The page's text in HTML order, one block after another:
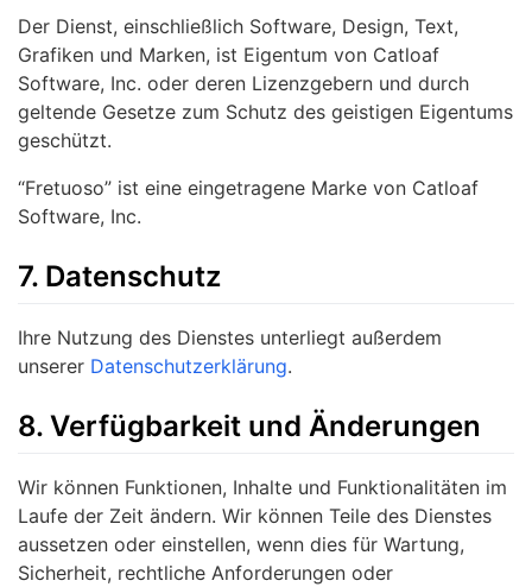
Der Dienst, einschließlich Software, Design, Text,
Grafiken und Marken, ist Eigentum von Catloaf
Software, Inc. oder deren Lizenzgebern und durch
geltende Gesetze zum Schutz des geistigen Eigentums
geschützt.
“Fretuoso” ist eine eingetragene Marke von Catloaf
Software, Inc.
7. Datenschutz
Ihre Nutzung des Dienstes unterliegt außerdem
unserer Datenschutzerklärung.
8. Verfügbarkeit und Änderungen
Wir können Funktionen, Inhalte und Funktionalitäten im
Laufe der Zeit ändern. Wir können Teile des Dienstes
aussetzen oder einstellen, wenn dies für Wartung,
Sicherheit, rechtliche Anforderungen oder